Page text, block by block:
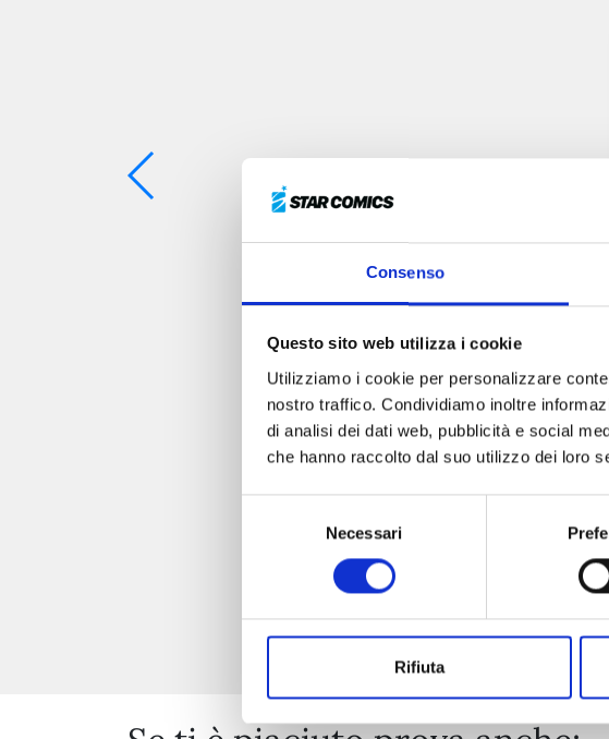
Consenso
Questo sito web utilizza i cookie
Utilizziamo i cookie per personalizzare
nostro traffico. Condividiamo inoltre
di analisi dei dati web, pubblicità e social
che hanno raccolto dal suo utilizzo dei loro
Necessari
Rifiuta